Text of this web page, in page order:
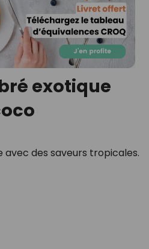
exotique
avec des saveurs tropicales.